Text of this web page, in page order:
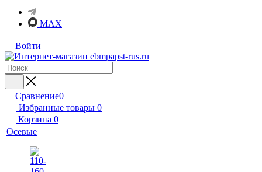
MAX
Войти
Сравнение0
Избранные товары 0
Корзина 0
Осевые